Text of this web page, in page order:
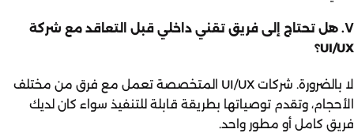
٧. هل تحتاج إلى فريق تقني داخلي قبل التعاقد مع شركة
UI/UX؟
لا بالضرورة. شركات UI/UX المتخصصة تعمل مع فرق من مختلف
الأحجام، وتقدم توصياتها بطريقة قابلة للتنفيذ سواء كان لديك
فريق كامل أو مطور واحد.